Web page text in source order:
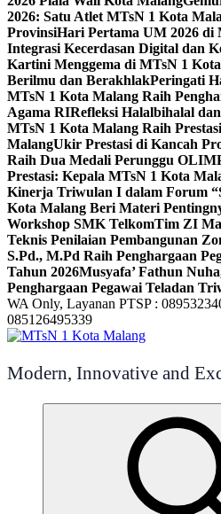
2026: Satu Atlet MTsN 1 Kota
ProvinsiHari Pertama UM 2026 di
Integrasi Kecerdasan Digital dan
Kartini Menggema di MTsN 1
Berilmu dan BerakhlakPeringati
MTsN 1 Kota Malang Raih
Agama RIRefleksi Halalbihalal
MTsN 1 Kota Malang Raih
MalangUkir Prestasi di Kancah
Raih Dua Medali Perunggu
Prestasi: Kepala MTsN 1 Kota
Kinerja Triwulan I dalam Forum
Kota Malang Beri Materi
Workshop SMK TelkomTim ZI
Teknis Penilaian Pembangunan
S.Pd., M.Pd Raih Penghargaan
Tahun 2026Musyafa’ Fathun
Penghargaan Pegawai Teladan
WA Only, Layanan PTSP :
085126495339
Modern, Innovative and